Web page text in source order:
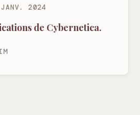
2024
de Cybernetica.